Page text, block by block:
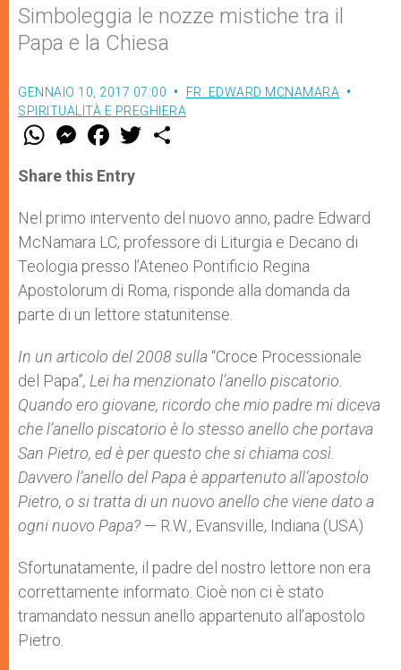
Simboleggia le nozze mistiche tra il
Papa e la Chiesa
GENNAIO 10, 2017 07:00
FR. EDWARD MCNAMARA
SPIRITUALITÀ E PREGHIERA
W
t
s
p
p
M
e
s
e
g
e
r
F
a
e
b
o
k
w
r
Share this Entry
Nel primo intervento del nuovo anno, padre Edward
McNamara LC, professore di Liturgia e Decano di
Teologia presso l’Ateneo Pontificio Regina
Apostolorum di Roma, risponde alla domanda da
parte di un lettore statunitense.
In un articolo del 2008 sulla “Croce Processionale
del Papa”, Lei ha menzionato l’anello piscatorio.
Quando ero giovane, ricordo che mio padre mi diceva
che l’anello piscatorio è lo stesso anello che portava
San Pietro, ed è per questo che si chiama così.
Davvero l’anello del Papa è appartenuto all’apostolo
Pietro, o si tratta di un nuovo anello che viene dato a
ogni nuovo Papa? — R.W., Evansville, Indiana (USA)
Sfortunatamente, il padre del nostro lettore non era
correttamente informato. Cioè non ci è stato
tramandato nessun anello appartenuto all’apostolo
Pietro.